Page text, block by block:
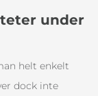
under
helt enkelt
dock inte